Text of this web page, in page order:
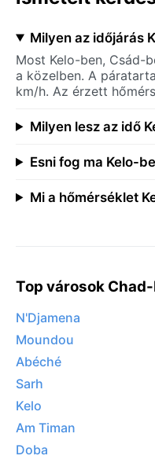
Milyen az időjárás
Most Kelo-ben, Csád-
a közelben. A
km/h. Az érzett
Milyen lesz az idő
Esni fog ma Kelo-
Mi a hőmérséklet
Top városok
N'Djamena
Moundou
Abéché
Sarh
Kelo
Am Timan
Doba